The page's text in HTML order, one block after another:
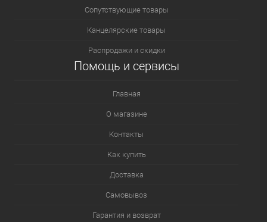
Сопутствующие товары
Канцелярские товары
Распродажи и скидки
Помощь и сервисы
Главная
О магазине
Контакты
Как купить
Доставка
Самовывоз
Гарантия и возврат